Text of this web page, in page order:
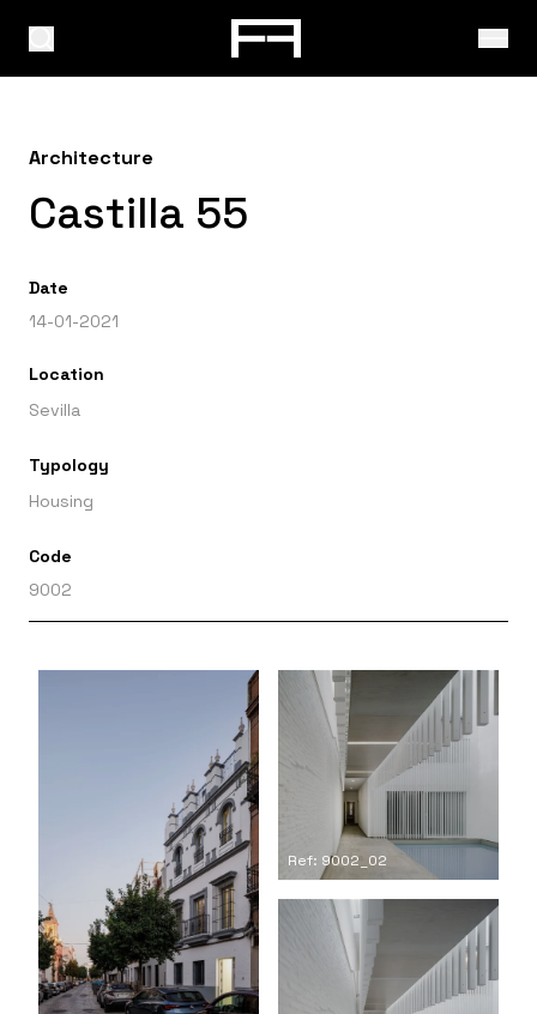
Architecture
Castilla 55
Date
14-01-2021
Location
Sevilla
Typology
Housing
Code
9002
Ref: 9002_02